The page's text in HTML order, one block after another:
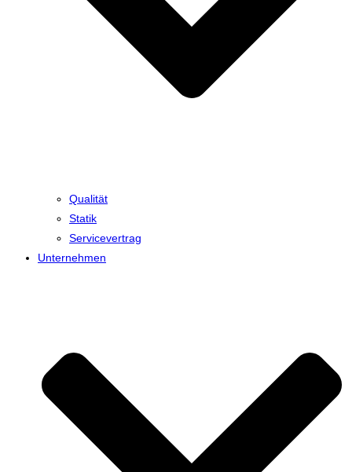
Qualität
Statik
Servicevertrag
Unternehmen